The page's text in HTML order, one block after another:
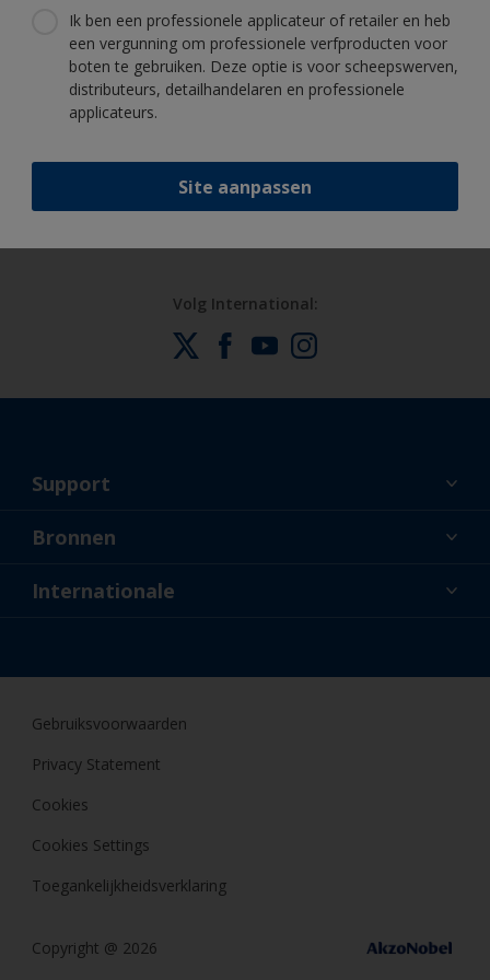
Ik ben een professionele applicateur of retailer en heb
een vergunning om professionele verfproducten voor
boten te gebruiken. Deze optie is voor scheepswerven,
distributeurs, detailhandelaren en professionele
applicateurs.
Site aanpassen
vertrouwen uw boot te schilderen
Profiteer van onze non-stop innovatie
Volg International:
Support
Over ons
Bronnen
Nieuws
Internationale
Gebruiksvoorwaarden
Privacy Statement
Cookies
Cookies Settings
Toegankelijkheidsverklaring
Copyright @ 2026